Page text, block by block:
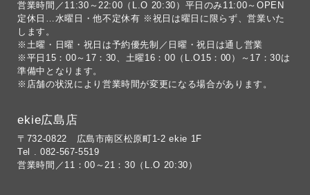
営業時間／11:30～22:00（L.O 20:30）平日のみ11:00～OPEN
定休日…水曜日・他不定休有 ※祝日は曜日に限らず、営業いた
します。
※土曜・日曜・祝日は予約優先制／日曜・祝日は通し営業
※平日15：00～17：30、土曜16：00（L.O15：00）～17：30は
準備中となります。
※店舗の状況により営業時間が変更になる場合があります。
ekie広島店
〒732-0822 広島市南区松原町1-2 ekie 1F
Tel . 082-567-5519
営業時間／11：00～21：30（L.O 20:30）